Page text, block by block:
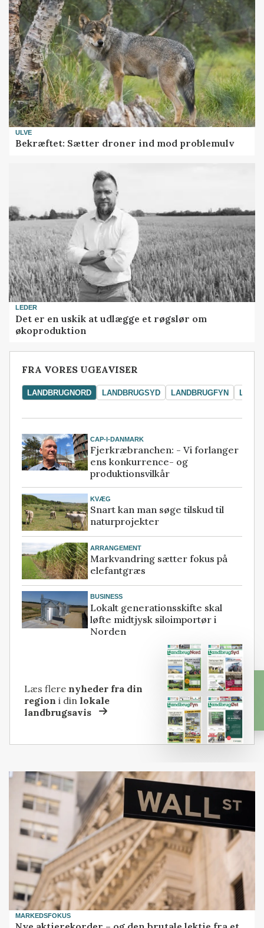
ULVE
Bekræftet: Sætter droner ind mod problemulv
LEDER
Det er en uskik at udlægge et røgslør om
økoproduktion
FRA VORES UGEAVISER
LANDBRUGNORD LANDBRUGSYD LANDBRUGFYN
CAP-I-DANMARK
Fjerkræbranchen: - Vi forlanger
ens konkurrence- og
produktionsvilkår
KVÆG
Snart kan man søge tilskud til
naturprojekter
ARRANGEMENT
Markvandring sætter fokus på
elefantgræs
BUSINESS
Lokalt generationsskifte skal
løfte midtjysk siloimportør i
Norden
Læs flere nyheder fra din
region i dinlokale
landbrugsavis
MARKEDSFOKUS